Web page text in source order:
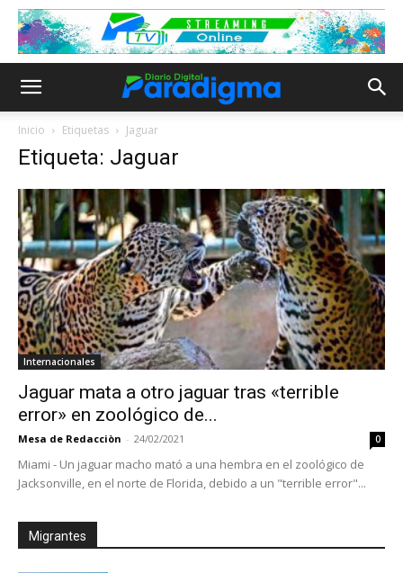
Inicio Etiquetas Jaguar
Etiqueta: Jaguar
Internacionales
Jaguar mata a otro jaguar tras «terrible
error» en zoológico de...
Mesa de Redacciòn - 24/02/2021 0
Miami - Un jaguar macho mató a una hembra en el zoológico de
Jacksonville, en el norte de Florida, debido a un "terrible error"...
Migrantes